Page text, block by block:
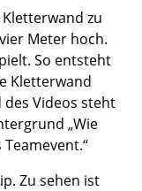
zu
Meter hoch.
So entsteht
Kletterwand
Videos steht
„Wie
Zu sehen ist